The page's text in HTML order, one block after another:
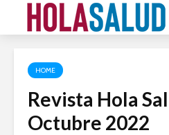
HOME
Revista Hola
Octubre 2022